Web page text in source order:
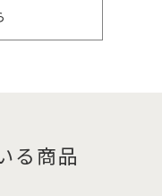
る商品